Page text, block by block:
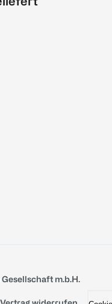
m.b.H.